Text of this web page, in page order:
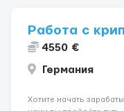
Работа с
4550 €
Германия
Хотите начать